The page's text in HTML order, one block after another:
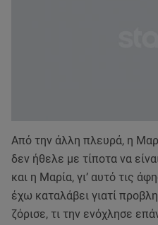
Από την άλλη πλευρά, η
δεν ήθελε με τίποτα να
και η Μαρία, γι’ αυτό τις
έχω καταλάβει γιατί
ζόρισε, τι την ενόχλησε